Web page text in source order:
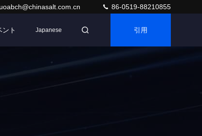
86-0519-88210855
ント Japanese 引用